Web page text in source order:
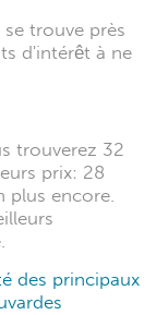
trouve près
d'intérêt à ne
trouverez 32
prix: 28
plus encore.
des principaux